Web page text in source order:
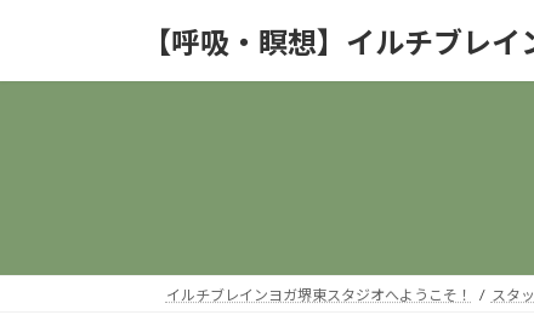
プ
動
【呼吸・瞑想】イルチブレ
イルチブレインヨガ堺東スタジオへようこそ！ スタ